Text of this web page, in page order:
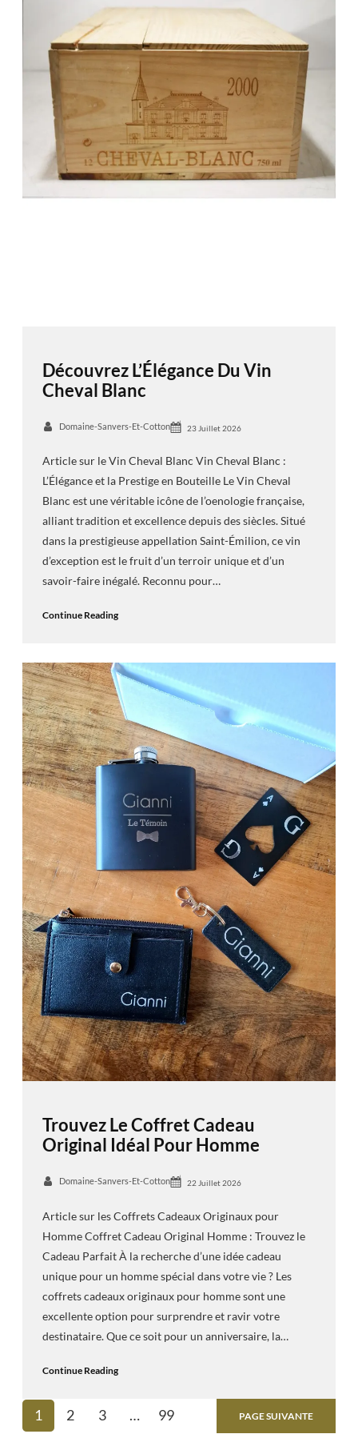
Découvrez L’Élégance Du Vin
Cheval Blanc
Domaine-Sanvers-Et-Cotton 23 Juillet 2026
Article sur le Vin Cheval Blanc Vin Cheval Blanc :
L’Élégance et la Prestige en Bouteille Le Vin Cheval
Blanc est une véritable icône de l’oenologie française,
alliant tradition et excellence depuis des siècles. Situé
dans la prestigieuse appellation Saint-Émilion, ce vin
d’exception est le fruit d’un terroir unique et d’un
savoir-faire inégalé. Reconnu pour…
Continue Reading
Trouvez Le Coffret Cadeau
Original Idéal Pour Homme
Domaine-Sanvers-Et-Cotton 22 Juillet 2026
Article sur les Coffrets Cadeaux Originaux pour
Homme Coffret Cadeau Original Homme : Trouvez le
Cadeau Parfait À la recherche d’une idée cadeau
unique pour un homme spécial dans votre vie ? Les
coffrets cadeaux originaux pour homme sont une
excellente option pour surprendre et ravir votre
destinataire. Que ce soit pour un anniversaire, la…
Continue Reading
1 2 3 … 99 PAGE SUIVANTE